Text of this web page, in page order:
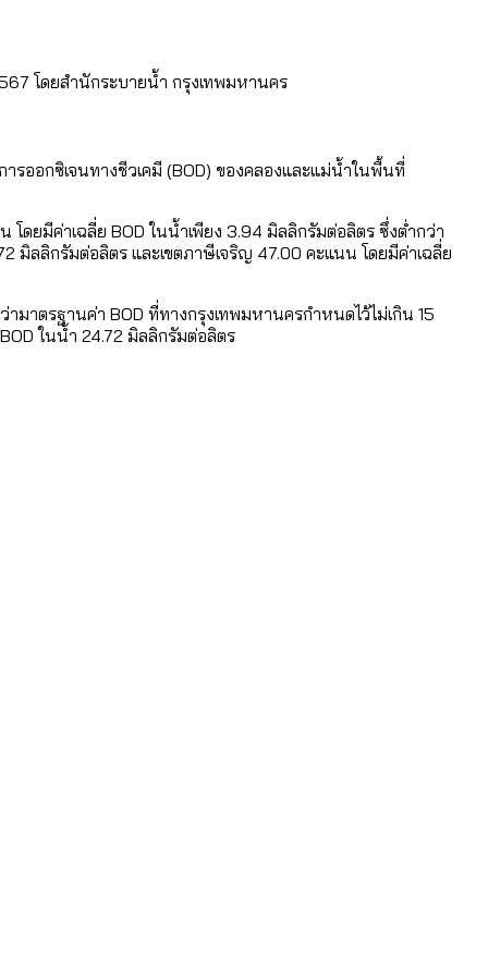
ะไรบ้าง
ลดิบ]
ขัดแย้งไทย-กัมพูชา
แต่ปี 2023-2024
มากกว่าเกิด
โดยสำนักระบายน้ำ กรุงเทพมหานคร
รออกซิเจนทางชีวเคมี (BOD) ของคลองและแม่น้ำในพื้นที่
ยมีค่าเฉลี่ย BOD ในน้ำเพียง 3.94 มิลลิกรัมต่อลิตร ซึ่งต่ำกว่า
มิลลิกรัมต่อลิตร และเขตภาษีเจริญ 47.00 คะแนน โดยมีค่าเฉลี่ย
มาตรฐานค่า BOD ที่ทางกรุงเทพมหานครกำหนดไว้ไม่เกิน 15
ในน้ำ 24.72 มิลลิกรัมต่อลิตร